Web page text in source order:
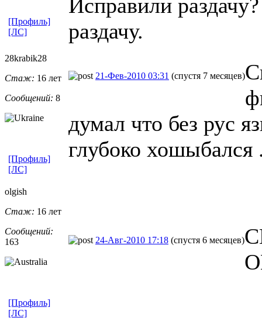
Исправили
раздачу.
[Профиль]
[ЛС]
28krabik28
Стаж: 16 лет
Сообщений: 8
21-Фев-2010 03:31 (спустя 7 месяцев)
думал что без рус
глубоко
[Профиль]
[ЛС]
olgish
Стаж: 16 лет
Сообщений:
163
24-Авг-2010 17:18 (спустя 6 месяцев)
[Профиль]
[ЛС]